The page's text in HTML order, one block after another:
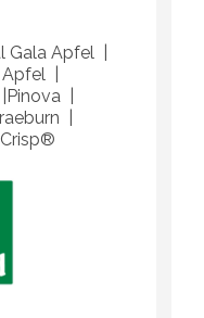
Gala Apfel
Pinova